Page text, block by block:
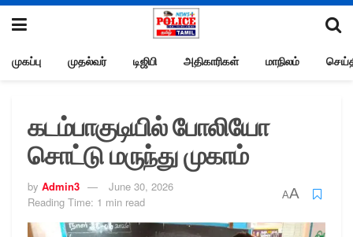
முகப்பு முதல்வர் டிஜிபி அதிகாரிகள் மாநிலம்
கடம்பாகுடியில் போலியோ
சொட்டு மருந்து முகாம்
by Admin3
June 30, 2026
Reading Time: 1 min read
AA